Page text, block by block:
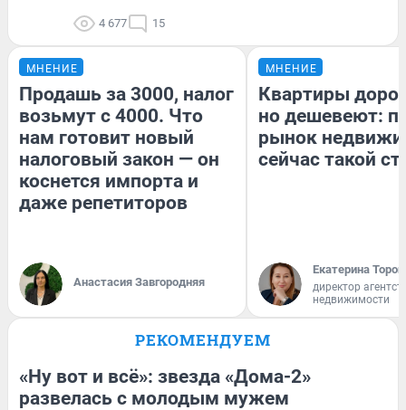
4 677 15
МНЕНИЕ
Продашь за 3000, налог
возьмут с 4000. Что
нам готовит новый
налоговый закон — он
коснется импорта и
даже репетиторов
Анастасия Завгородняя
МНЕНИЕ
Квартиры
но дешевеют:
рынок
сейчас такой
Екатерина
директор
недвижимости
РЕКОМЕНДУЕМ
«Ну вот и всё»: звезда «Дома-2»
развелась с молодым мужем